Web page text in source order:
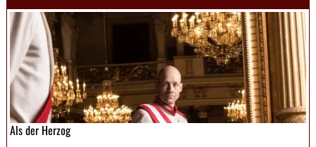
Als der Herzog